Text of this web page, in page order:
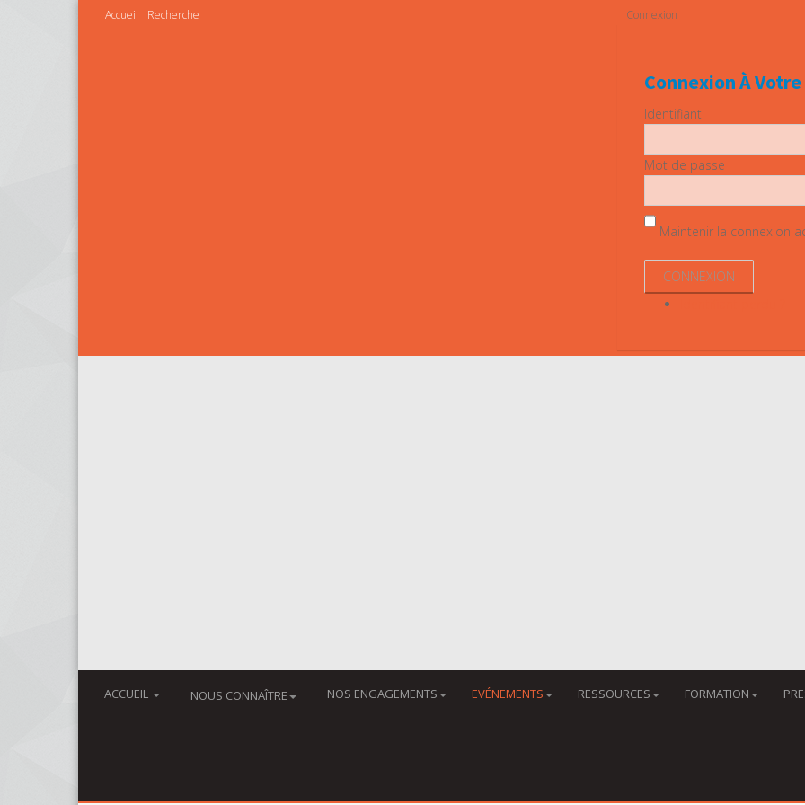
Accueil Recherche Connexion
Connexion À
Identifiant
Mot de passe
Maintenir la connexion
ACCUEIL NOUS CONNAÎTRE NOS ENGAGEMENTS EVÉNEMENTS RESSOURCES FORMATION